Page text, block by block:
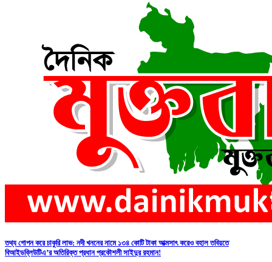
তথ্য গোপন করে চাকুরি লাভ: নদী খননের নামে ১৩৪ কোটি টাকা আত্মসাৎ করেও বহাল তবিয়তে
বিআইডব্লিউটিএ’র অতিরিক্ত প্রধান প্রকৌশলী সাইদুর রহমান!